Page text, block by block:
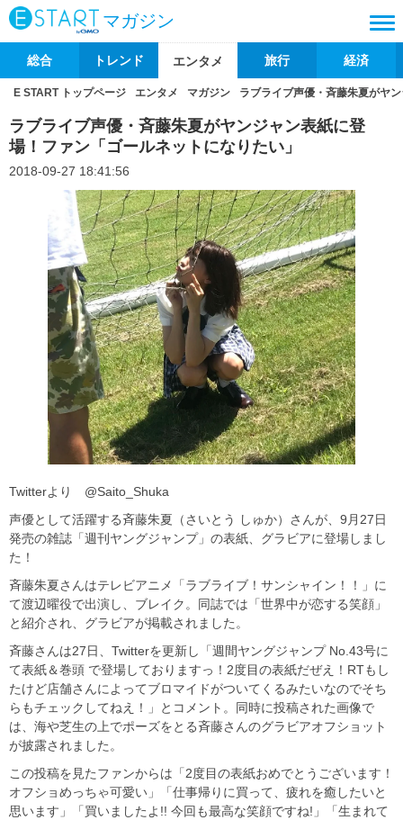
マガジン
総合 トレンド エンタメ 旅行 経済
E START トップページ エンタメ マガジン ラブライブ声優・斉藤朱夏がヤ
ラブライブ声優・斉藤朱夏がヤンジャン表紙に登
場！ファン「ゴールネットになりたい」
2018-09-27 18:41:56
Twitterより @Saito_Shuka
声優として活躍する斉藤朱夏（さいとう しゅか）さんが、9月27日
発売の雑誌「週刊ヤングジャンプ」の表紙、グラビアに登場しまし
た！
斉藤朱夏さんはテレビアニメ「ラブライブ！サンシャイン！！」に
て渡辺曜役で出演し、ブレイク。同誌では「世界中が恋する笑顔」
と紹介され、グラビアが掲載されました。
斉藤さんは27日、Twitterを更新し「週間ヤングジャンプ No.43号に
て表紙＆巻頭 で登場しておりますっ！2度目の表紙だぜえ！RTもし
たけど店舗さんによってブロマイドがついてくるみたいなのでそち
らもチェックしてねえ！」とコメント。同時に投稿された画像で
は、海や芝生の上でポーズをとる斉藤さんのグラビアオフショット
が披露されました。
この投稿を見たファンからは「2度目の表紙おめでとうございます！
オフショめっちゃ可愛い」「仕事帰りに買って、疲れを癒したいと
思います」「買いましたよ!! 今回も最高な笑顔ですね!」「生まれて